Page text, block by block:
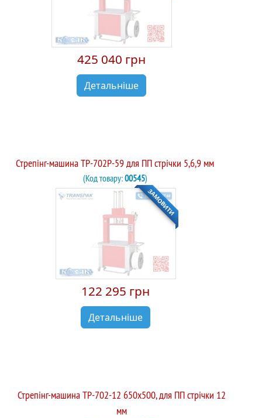
425 040 грн
Детальніше
Стрепінг-машина TP-702P-59 для ПП стрічки 5,6,9 мм
(Код товару:00545)
ЗАМОВИТИ
122 295 грн
Детальніше
Стрепінг-машина TP-702-12 650х500, для ПП стрічки 12
мм